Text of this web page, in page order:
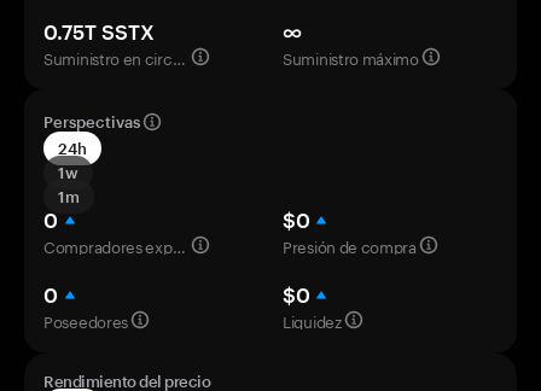
0.75T SSTX
Suministro en circulación
∞
Suministro máximo
Perspectivas
24h
1w
1m
0
Compradores experimentados
$0
Presión de compra
0
Poseedores
$0
Liquidez
Rendimiento del precio